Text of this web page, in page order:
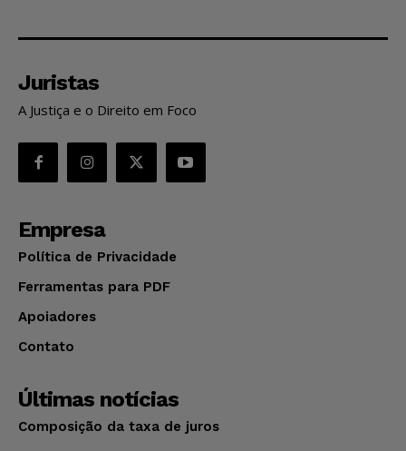
Juristas
A Justiça e o Direito em Foco
Empresa
Política de Privacidade
Ferramentas para PDF
Apoiadores
Contato
Últimas notícias
Composição da taxa de juros